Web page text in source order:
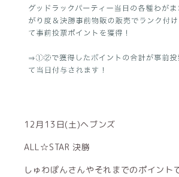
12月13日(土)ヘブンズ
ALL☆STAR 決勝
しゅわぽんさんやそれまでのポイント